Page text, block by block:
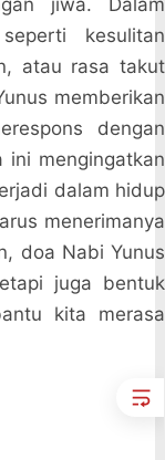
jiwa. Dalam
kesulitan
atau rasa takut
memberikan
dengan
ini mengingatkan
dalam hidup
menerimanya
doa Nabi Yunus
juga bentuk
kita merasa